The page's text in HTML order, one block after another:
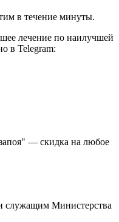
в течение минуты.
лечение по наилучшей
в Telegram:
— скидка на любое
служащим Министерства